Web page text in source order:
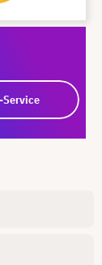
Service